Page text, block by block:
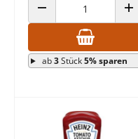
ANZAHL VERRINGERN
ab3Stück5% sparen